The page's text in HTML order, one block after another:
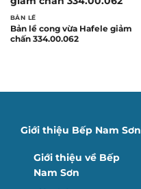
BẢN LỀ
Bản lề cong vừa Hafele giảm
chấn 334.00.062
Giới thiệu Bếp Nam Sơn
Giới thiệu về Bếp
Nam Sơn